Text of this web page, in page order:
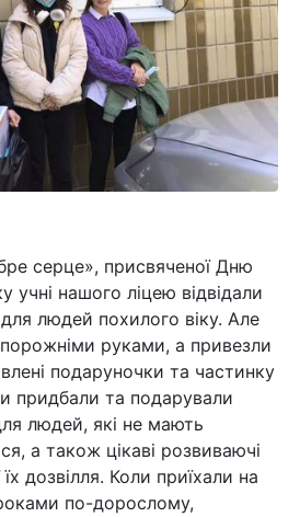
серце», присвяченої Дню
учні нашого ліцею відвідали
людей похилого віку. Але
руками, а привезли
подаруночки та частинку
придбали та подарували
людей, які не мають
а також цікаві розвиваючі
їх дозвілля. Коли приїхали на
по-дорослому,